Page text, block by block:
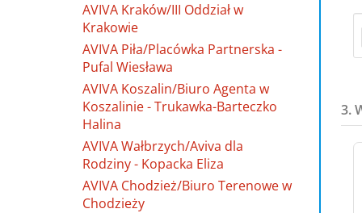
AVIVA Kraków/III Oddział w
Krakowie
AVIVA Piła/Placówka Partnerska -
Pufal Wiesława
AVIVA Koszalin/Biuro Agenta w
Koszalinie - Trukawka-Barteczko
Halina
AVIVA Wałbrzych/Aviva dla
Rodziny - Kopacka Eliza
AVIVA Chodzież/Biuro Terenowe w
Chodzieży
3.